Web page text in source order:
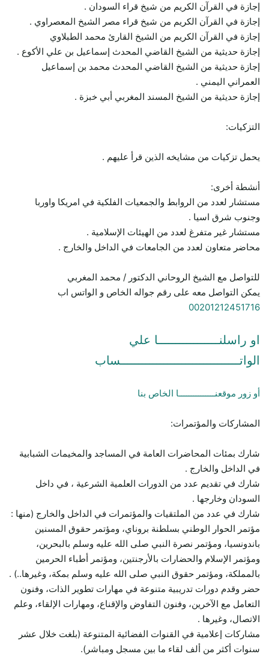
إجازة في القرآن الكريم من شيخ قراء السودان .
إجازة في القرآن الكريم من شيخ قراء مصر الشيخ المعصراوي .
إجازة في القرآن الكريم من الشيخ القارئ محمد الطبلاوي
إجازة حديثية من الشيخ القاضي المحدث إسماعيل بن علي الأكوع .
إجازة حديثية من الشيخ القاضي المحدث محمد بن إسماعيل
العمراني اليمني .
إجازة حديثية من الشيخ المسند المغربي أبي خبزة .
التزكيات:
يحمل تزكيات من مشايخه الذين قرأ عليهم .
أنشطة أخرى:
مستشار لعدد من الروابط والجمعيات الفلكية في امريكا واوربا
وجنوب شرق اسيا .
مستشار غير متفرغ لعدد من الهيئات الإسلامية .
محاضر متعاون لعدد من الجامعات في الداخل والخارج .
للتواصل مع الشيخ الروحاني الدكتور / محمد المغربي
يمكن التواصل معه على رقم جواله الخاص و الواتس اب
00201212451716
او راسلنـــــــــــــــــا علي
الواتـــــــــــــــــــــــــــــــــساب
أو زور موقعنـــــــــــــــا الخاص بنا
المشاركات والمؤتمرات:
شارك بمئات المحاضرات العامة في المساجد والمخيمات الشبابية
في الداخل والخارج .
شارك في تقديم عدد من الدورات العلمية الشرعية ، في داخل
السودان وخارجها .
شارك في عدد من الملتقيات والمؤتمرات في الداخل والخارج (منها :
مؤتمر الحوار الوطني بسلطنة بروناي، ومؤتمر حقوق المسنين
باندونسيا، ومؤتمر نصرة النبي صلى الله عليه وسلم بالبحرين،
ومؤتمر الإسلام والحضارات بالأرجنتين، ومؤتمر أطباء الحرمين
بالمملكة، ومؤتمر حقوق النبي صلى الله عليه وسلم بمكة، وغيرها..) .
حضر وقدم دورات تدريبية متنوعة في مهارات تطوير الذات، وفنون
التعامل مع الآخرين، وفنون التفاوض والإقناع، ومهارات الإلقاء، وعلم
الاتصال، وغيرها .
مشاركات إعلامية في القنوات الفضائية المتنوعة (بلغت خلال عشر
سنوات أكثر من ألف لقاء ما بين مسجل ومباشر).